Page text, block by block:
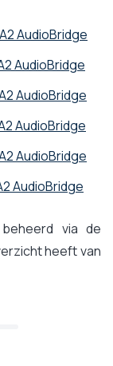
A2 AudioBridge
AudioBridge
AudioBridge
AudioBridge
AudioBridge
AudioBridge
via de
heeft van